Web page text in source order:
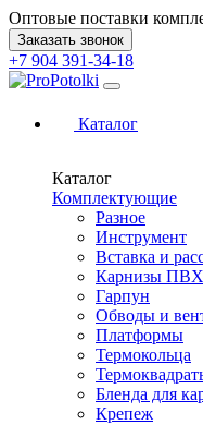
Оптовые поставки
Заказать звонок
+7 904 391-34-18
Каталог
Каталог
Комплектующие
Разное
Инструмент
Вставка и
Карнизы
Гарпун
Обводы и
Платформы
Термокольца
Бленда для
Крепеж